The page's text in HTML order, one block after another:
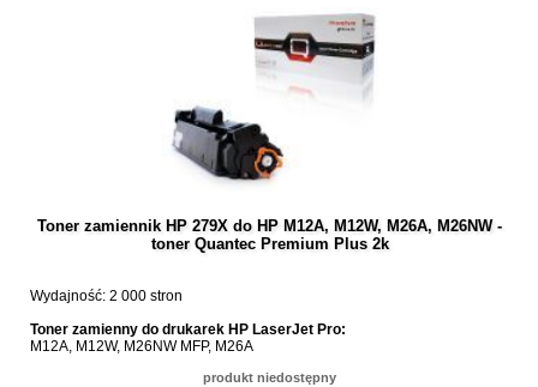
Toner zamiennik HP 279X do HP M12A, M12W, M26A, M26NW -
toner Quantec Premium Plus 2k
Wydajność: 2 000 stron
Toner zamienny do drukarek HP LaserJet Pro:
M12A, M12W, M26NW MFP, M26A
produkt niedostępny